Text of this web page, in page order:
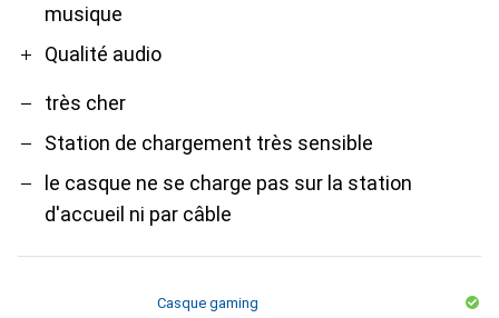
musique
Qualité audio
très cher
Station de chargement très sensible
le casque ne se charge pas sur la station
d'accueil ni par câble
Casque gaming